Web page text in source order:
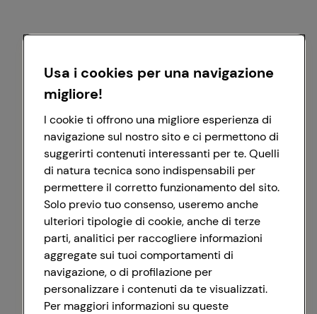
Usa i cookies per una navigazione
migliore!
I cookie ti offrono una migliore esperienza di
navigazione sul nostro sito e ci permettono di
suggerirti contenuti interessanti per te. Quelli
di natura tecnica sono indispensabili per
permettere il corretto funzionamento del sito.
Solo previo tuo consenso, useremo anche
ulteriori tipologie di cookie, anche di terze
parti, analitici per raccogliere informazioni
aggregate sui tuoi comportamenti di
navigazione, o di profilazione per
personalizzare i contenuti da te visualizzati.
Per maggiori informazioni su queste